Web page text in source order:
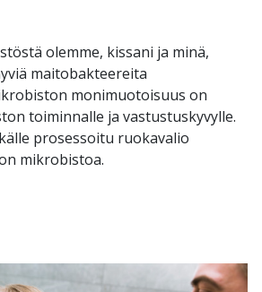
olemme, kissani ja minä,
maitobakteereita
monimuotoisuus on
toiminnalle ja vastustuskyvylle.
prosessoitu ruokavalio
mikrobistoa.